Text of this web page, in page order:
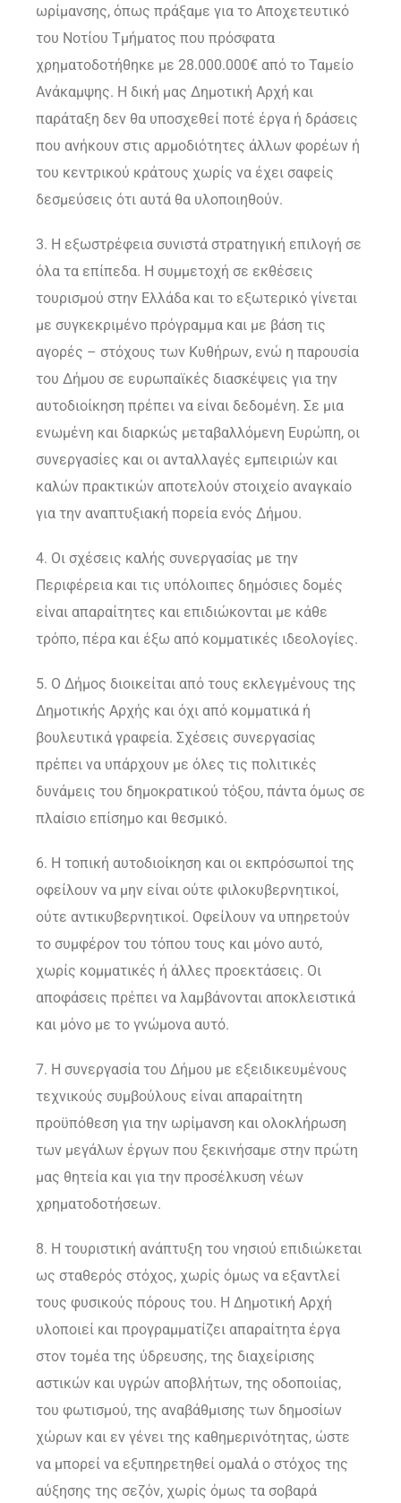
ωρίμανσης, όπως πράξαμε για το Αποχετευτικό
του Νοτίου Τμήματος που πρόσφατα
χρηματοδοτήθηκε με 28.000.000€ από το Ταμείο
Ανάκαμψης. Η δική μας Δημοτική Αρχή και
παράταξη δεν θα υποσχεθεί ποτέ έργα ή δράσεις
που ανήκουν στις αρμοδιότητες άλλων φορέων ή
του κεντρικού κράτους χωρίς να έχει σαφείς
δεσμεύσεις ότι αυτά θα υλοποιηθούν.
3. Η εξωστρέφεια συνιστά στρατηγική επιλογή σε
όλα τα επίπεδα. Η συμμετοχή σε εκθέσεις
τουρισμού στην Ελλάδα και το εξωτερικό γίνεται
με συγκεκριμένο πρόγραμμα και με βάση τις
αγορές – στόχους των Κυθήρων, ενώ η παρουσία
του Δήμου σε ευρωπαϊκές διασκέψεις για την
αυτοδιοίκηση πρέπει να είναι δεδομένη. Σε μια
ενωμένη και διαρκώς μεταβαλλόμενη Ευρώπη, οι
συνεργασίες και οι ανταλλαγές εμπειριών και
καλών πρακτικών αποτελούν στοιχείο αναγκαίο
για την αναπτυξιακή πορεία ενός Δήμου.
4. Οι σχέσεις καλής συνεργασίας με την
Περιφέρεια και τις υπόλοιπες δημόσιες δομές
είναι απαραίτητες και επιδιώκονται με κάθε
τρόπο, πέρα και έξω από κομματικές ιδεολογίες.
5. Ο Δήμος διοικείται από τους εκλεγμένους της
Δημοτικής Αρχής και όχι από κομματικά ή
βουλευτικά γραφεία. Σχέσεις συνεργασίας
πρέπει να υπάρχουν με όλες τις πολιτικές
δυνάμεις του δημοκρατικού τόξου, πάντα όμως σε
πλαίσιο επίσημο και θεσμικό.
6. Η τοπική αυτοδιοίκηση και οι εκπρόσωποί της
οφείλουν να μην είναι ούτε φιλοκυβερνητικοί,
ούτε αντικυβερνητικοί. Οφείλουν να υπηρετούν
το συμφέρον του τόπου τους και μόνο αυτό,
χωρίς κομματικές ή άλλες προεκτάσεις. Οι
αποφάσεις πρέπει να λαμβάνονται αποκλειστικά
και μόνο με το γνώμονα αυτό.
7. Η συνεργασία του Δήμου με εξειδικευμένους
τεχνικούς συμβούλους είναι απαραίτητη
προϋπόθεση για την ωρίμανση και ολοκλήρωση
των μεγάλων έργων που ξεκινήσαμε στην πρώτη
μας θητεία και για την προσέλκυση νέων
χρηματοδοτήσεων.
8. Η τουριστική ανάπτυξη του νησιού επιδιώκεται
ως σταθερός στόχος, χωρίς όμως να εξαντλεί
τους φυσικούς πόρους του. Η Δημοτική Αρχή
υλοποιεί και προγραμματίζει απαραίτητα έργα
στον τομέα της ύδρευσης, της διαχείρισης
αστικών και υγρών αποβλήτων, της οδοποιίας,
του φωτισμού, της αναβάθμισης των δημοσίων
χώρων και εν γένει της καθημερινότητας, ώστε
να μπορεί να εξυπηρετηθεί ομαλά ο στόχος της
αύξησης της σεζόν, χωρίς όμως τα σοβαρά